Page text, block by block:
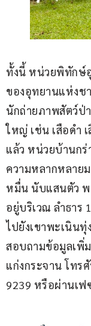
ทั้งนี้ หน่วยพิทักษ์
ของอุทยานแห่งช
นักถ่ายภาพสัตว์ป่
ใหญ่ เช่น เสือดำ
แล้ว หน่วยบ้านกร่
ความหลากหลาย
หมื่น นับแสนตัว
อยู่บริเวณ ลำธาร
ไปยังเขาพะเนินทุ่
สอบถามข้อมูลเพิ่
แก่งกระจาน โทร
9239 หรือผ่านเ